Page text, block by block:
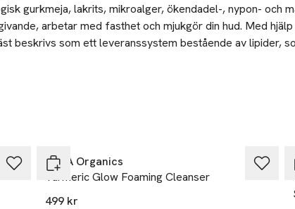
gurkmeja, lakrits, mikroalger, ökendadel-, nypon- och
arbetar med fasthet och mjukgör din hud. Med
beskrivs som ett leveranssystem bestående av lipider,
i huden och förser den med näringsämnen för synbart
elastin för ökad fasthet, samt verkar återställande vid
KORA Organics
Turmeric Glow Foaming Cleanser
499 kr